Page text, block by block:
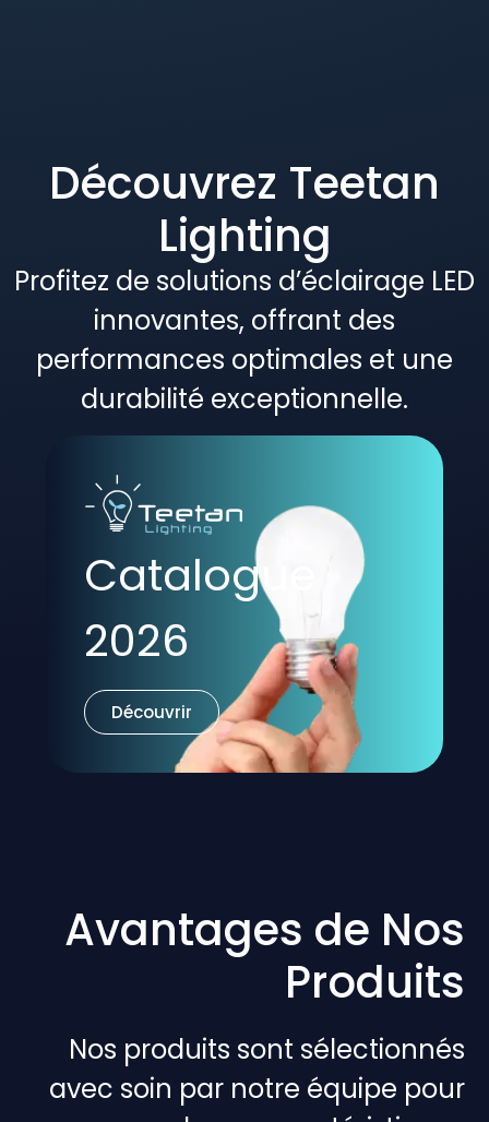
Découvrez Teetan
Lighting
Profitez de solutions d’éclairage LED
innovantes, offrant des
performances optimales et une
durabilité exceptionnelle.
Catalogue
2026
Découvrir
Avantages de Nos
Produits
Nos produits sont sélectionnés
avec soin par notre équipe pour